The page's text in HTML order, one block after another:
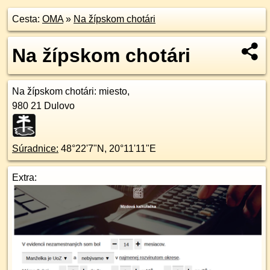
Cesta: OMA» Na žípskom chotári
Na žípskom chotári
Na žípskom chotári: miesto,
980 21 Dulovo
Súradnice: 48°22'7"N , 20°11'11"E
Extra: